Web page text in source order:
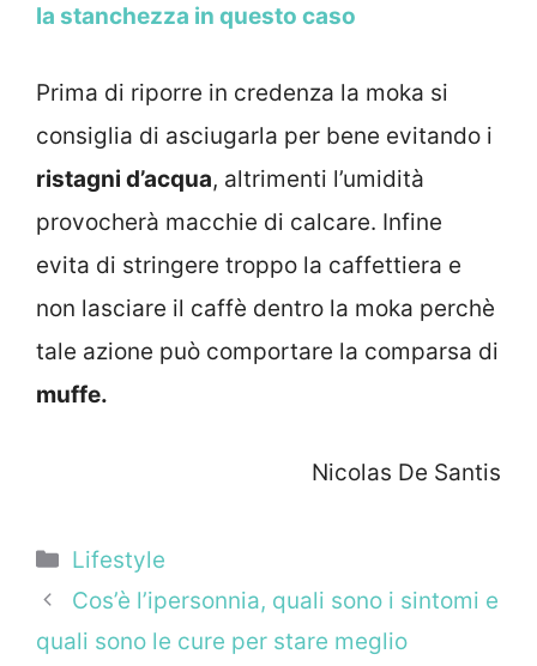
la stanchezza in questo caso
Prima di riporre in credenza la moka si
consiglia di asciugarla per bene evitando i
ristagni d’acqua, altrimenti l’umidità
provocherà macchie di calcare. Infine
evita di stringere troppo la caffettiera e
non lasciare il caffè dentro la moka perchè
tale azione può comportare la comparsa di
muffe.
Nicolas De Santis
Categorie
Lifestyle
Cos’è l’ipersonnia, quali sono i sintomi e
quali sono le cure per stare meglio